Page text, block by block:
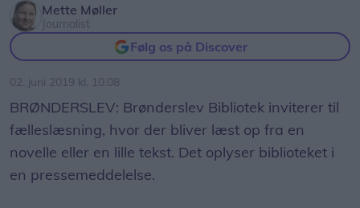
Mette Møller
Journalist
Følg os på Discover
02. juni 2019 kl. 10.08
BRØNDERSLEV: Brønderslev Bibliotek inviterer til
fælleslæsning, hvor der bliver læst op fra en
novelle eller en lille tekst. Det oplyser biblioteket i
en pressemeddelelse.